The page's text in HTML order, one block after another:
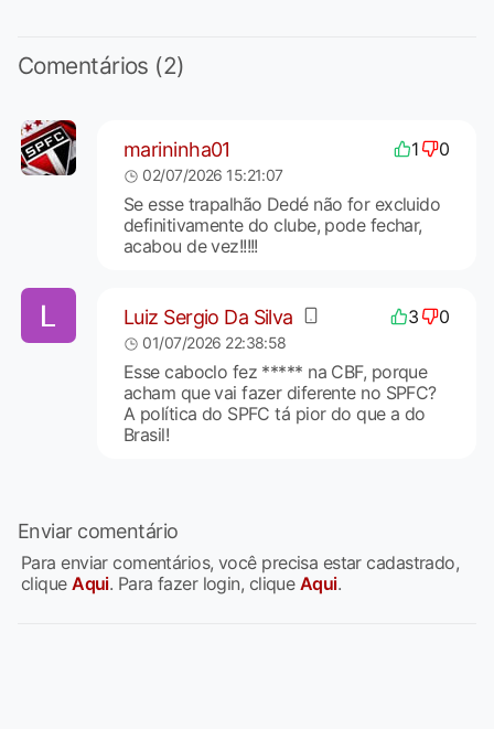
Comentários (2)
marininha01 1 0
02/07/2026 15:21:07
Se esse trapalhão Dedé não for excluido
definitivamente do clube, pode fechar,
acabou de vez!!!!!
Luiz Sergio Da Silva 3 0
01/07/2026 22:38:58
Esse caboclo fez ***** na CBF, porque
acham que vai fazer diferente no SPFC?
A política do SPFC tá pior do que a do
Brasil!
Enviar comentário
Para enviar comentários, você precisa estar cadastrado,
cliqueAqui. Para fazer login, clique Aqui.